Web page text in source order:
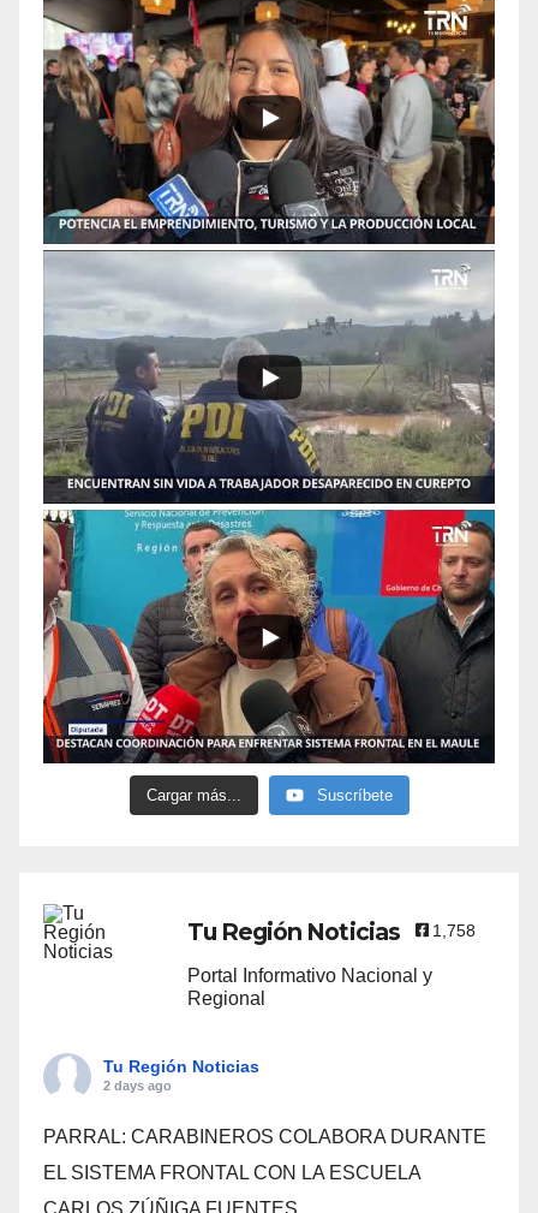
Cargar más... Suscríbete
Tu Región Noticias 1,758
Portal Informativo Nacional y
Regional
Tu Región Noticias
2 days ago
PARRAL: CARABINEROS COLABORA DURANTE
EL SISTEMA FRONTAL CON LA ESCUELA